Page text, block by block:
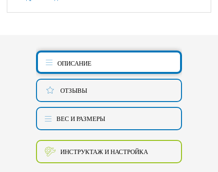
ОПИСАНИЕ
ОТЗЫВЫ
ВЕС И РАЗМЕРЫ
ИНСТРУКТАЖ И НАСТРОЙКА